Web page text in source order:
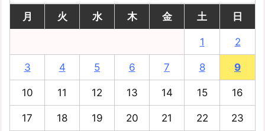
月 火 水 木 金 土 日
1 2
3 4 5 6 7 8 9
10 11 12 13 14 15 16
17 18 19 20 21 22 23